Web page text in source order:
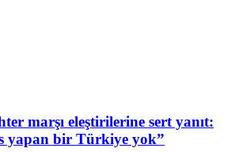
marşı eleştirilerine sert yanıt:
yapan bir Türkiye yok”